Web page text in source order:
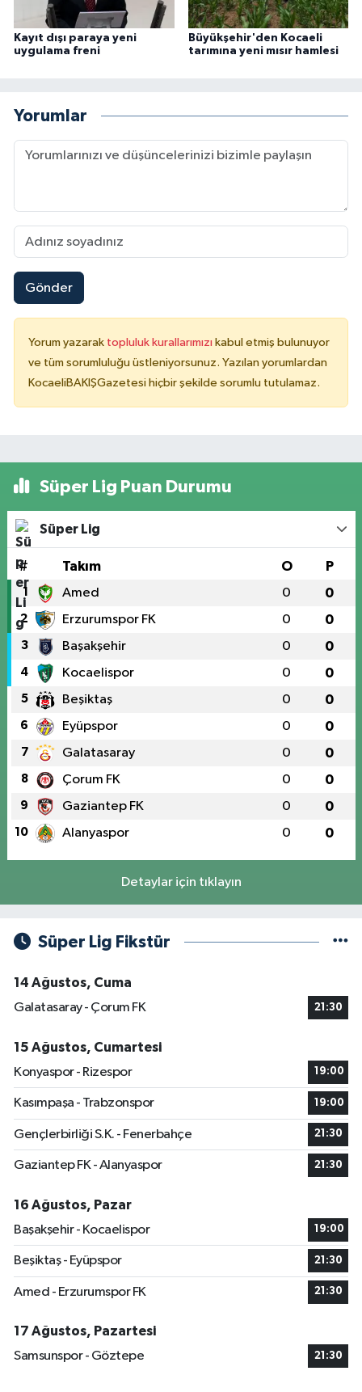
Kayıt dışı paraya yeni
uygulama freni
Büyükşehir'den Kocaeli
tarımına yeni mısır hamlesi
Yorumlar
Gönder
Yorum yazarak topluluk kurallarımızı kabul etmiş bulunuyor
ve tüm sorumluluğu üstleniyorsunuz. Yazılan yorumlardan
KocaeliBAKIŞGazetesi hiçbir şekilde sorumlu tutulamaz.
Süper Lig Puan Durumu
Süper Lig
# Takım O P
1 Amed 0 0
2 Erzurumspor FK 0 0
3 Başakşehir 0 0
4 Kocaelispor 0 0
5 Beşiktaş 0 0
6 Eyüpspor 0 0
7 Galatasaray 0 0
8 Çorum FK 0 0
9 Gaziantep FK 0 0
10 Alanyaspor 0 0
Detaylar için tıklayın
Süper Lig Fikstür
14 Ağustos, Cuma
Galatasaray - Çorum FK
21:30
15 Ağustos, Cumartesi
Konyaspor - Rizespor
19:00
Kasımpaşa - Trabzonspor 19:00
Gençlerbirliği S.K. - Fenerbahçe 21:30
Gaziantep FK - Alanyaspor 21:30
16 Ağustos, Pazar
Başakşehir - Kocaelispor
19:00
Beşiktaş - Eyüpspor 21:30
Amed - Erzurumspor FK 21:30
17 Ağustos, Pazartesi
Samsunspor - Göztepe
21:30